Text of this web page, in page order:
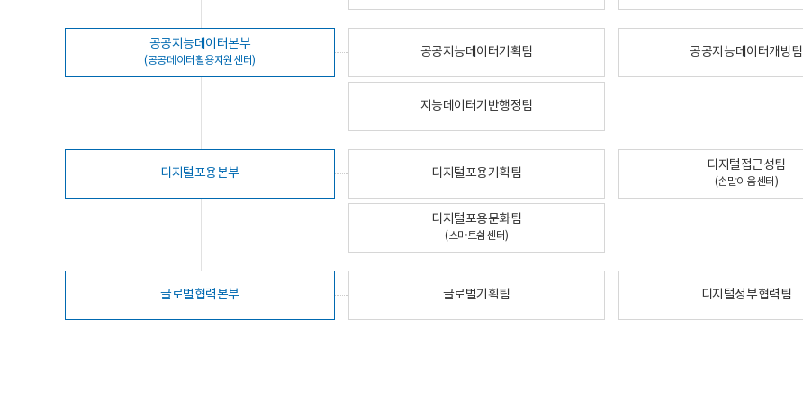
공공지능데이터본부
(공공데이터활용지원센터)
공공지능데이터기획팀 공공지능데이터개방팀
지능데이터기반행정팀
디지털포용본부 디지털포용기획팀
디지털접근성팀
(손말이음센터)
디지털포용문화팀
(스마트쉼센터)
글로벌협력본부 글로벌기획팀 디지털정부협력팀